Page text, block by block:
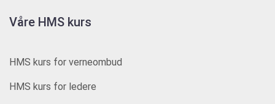
Våre HMS kurs
HMS kurs for verneombud
HMS kurs for ledere